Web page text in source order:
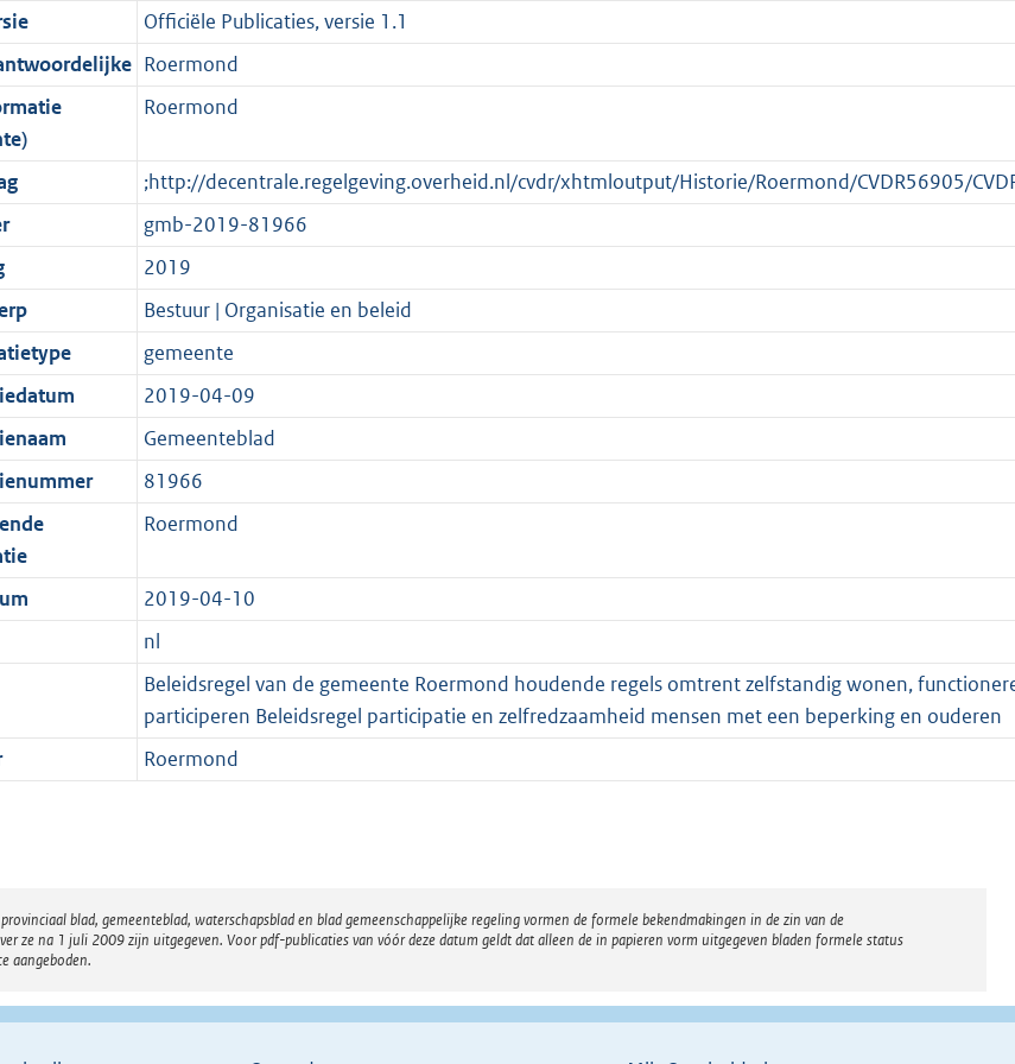
b
o
t
t
e
2
K
b
o
o
t
t
:
2
K
Officiële Publicaties, versie 1.1
Roermond
Roermond
;http://decentrale.regelgeving.overheid.nl/cvdr/xhtmloutput/Historie/Roermond/CVDR56905/
gmb-2019-81966
2019
Bestuur | Organisatie en beleid
gemeente
2019-04-09
Gemeenteblad
81966
Roermond
2019-04-10
nl
Beleidsregel van de gemeente Roermond houdende regels omtrent zelfstandig wonen,
participeren Beleidsregel participatie en zelfredzaamheid mensen met een beperking en ouderen
Roermond
blad, gemeenteblad, waterschapsblad en blad gemeenschappelijke regeling vormen de formele bekendmakingen in de zin van de
ze na 1 juli 2009 zijn uitgegeven. Voor pdf-publicaties van vóór deze datum geldt dat alleen de in papieren vorm uitgegeven bladen formele status
aangeboden.